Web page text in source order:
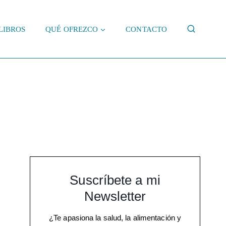
QUÉ OFREZCO CONTACTO
Suscríbete a mi
Newsletter
¿Te apasiona la salud, la alimentación y